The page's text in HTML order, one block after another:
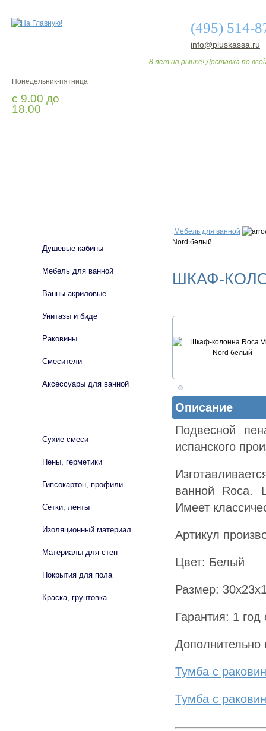
(495) 514-
info@pluskassa.ru
8 лет на рынке! Доставка по
Понедельник-пятница
с 9.00 до
18.00
Мебель для ванной
Nord белый
ШКАФ-
Описание
Подвесной
испанского
ванной Roca.
Имеет
Артикул
Цвет: Белый
Размер:
Гарантия: 1 год
Дополнительно
Тумба с
Тумба с
Душевые кабины
Мебель для ванной
Ванны акриловые
Унитазы и биде
Раковины
Смесители
Аксессуары для ванной
Сухие смеси
Пены, герметики
Гипсокартон, профили
Сетки, ленты
Изоляционный материал
Материалы для стен
Покрытия для пола
Краска, грунтовка